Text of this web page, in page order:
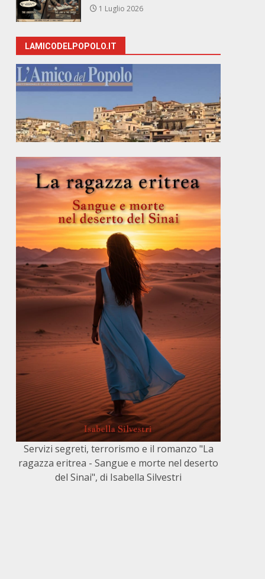
1 Luglio 2026
LAMICODELPOPOLO.IT
Servizi segreti, terrorismo e il romanzo "La
ragazza eritrea - Sangue e morte nel deserto
del Sinai", di Isabella Silvestri